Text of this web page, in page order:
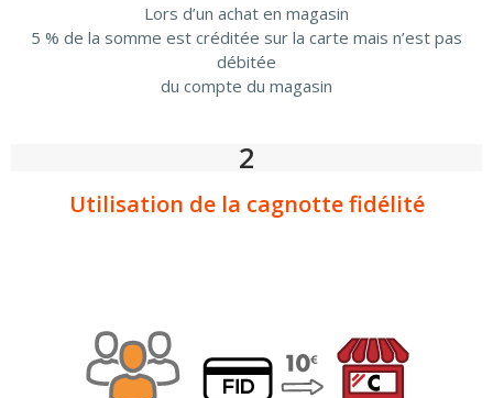
Lors d’un achat en magasin
5 % de la somme est créditée sur la carte mais n’est pas
débitée
du compte du magasin
2
Utilisation de la cagnotte fidélité